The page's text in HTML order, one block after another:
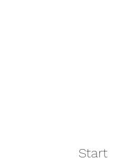
Start